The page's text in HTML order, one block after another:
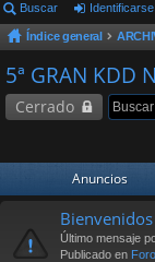
nl
ac
es
rá
or
os
su
ari
os
Buscar Identificarse
Índice general
5ª GRAN KDD
Cerrado
Anuncios
Último mensaje
Publicado en